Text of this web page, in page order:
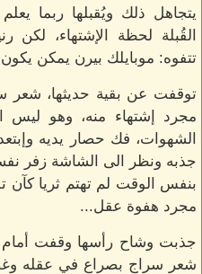
يتجاهل ذلك ويُقبلها ربما
القُبلة لحظة الإشتهاء، لكن
تتفوه: موبايلك بيرن يمكن
توقفت عن بقية حديثها، شعر
مجرد إشتهاء منه، وهو
الشهوات، فك حصار يديه
جذبه ونظر الى الشاشة زفر
بنفس الوقت لم تهتم ثريا كآن
مجرد هفوة عقل...
جذبت وشاح رأسها وقفت أمام
شعر سراج بصراع في عقله